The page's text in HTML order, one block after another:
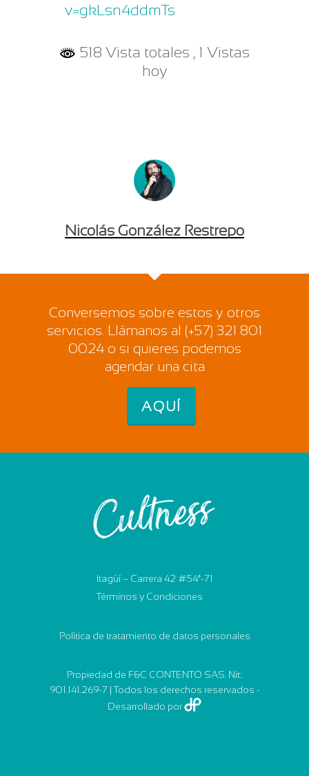
v=gkLsn4ddmTs
518 Vista totales , 1 Vistas
hoy
Nicolás González Restrepo
Conversemos sobre estos y otros
servicios. Llámanos al (+57) 321 801
0024 o si quieres podemos
agendar una cita
AQUÍ
Itagüí – Carrera 42 #54ª-71
Términos y Condiciones
Política de tratamiento de datos personales
Propiedad de F&C CONTENTO SAS. Nit:
901.141.269-7 | Todos los derechos reservados -
Desarrollado por